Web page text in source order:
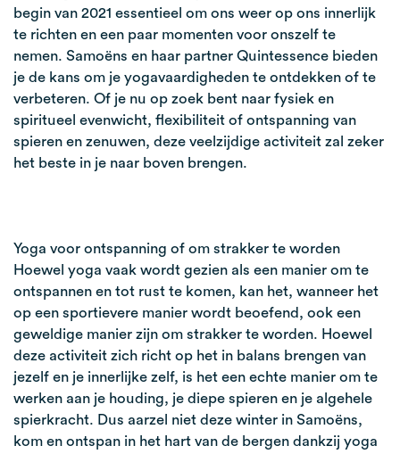
begin van 2021 essentieel om ons weer op ons innerlijk
te richten en een paar momenten voor onszelf te
nemen. Samoëns en haar partner Quintessence bieden
je de kans om je yogavaardigheden te ontdekken of te
verbeteren. Of je nu op zoek bent naar fysiek en
spiritueel evenwicht, flexibiliteit of ontspanning van
spieren en zenuwen, deze veelzijdige activiteit zal zeker
het beste in je naar boven brengen.
Yoga voor ontspanning of om strakker te worden
Hoewel yoga vaak wordt gezien als een manier om te
ontspannen en tot rust te komen, kan het, wanneer het
op een sportievere manier wordt beoefend, ook een
geweldige manier zijn om strakker te worden. Hoewel
deze activiteit zich richt op het in balans brengen van
jezelf en je innerlijke zelf, is het een echte manier om te
werken aan je houding, je diepe spieren en je algehele
spierkracht. Dus aarzel niet deze winter in Samoëns,
kom en ontspan in het hart van de bergen dankzij yoga